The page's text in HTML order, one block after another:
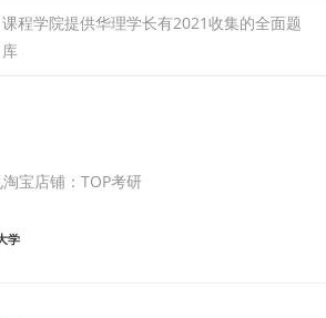
课程学院提供华理学长有2021收集的全面题
库
宝店铺：TOP考研
学